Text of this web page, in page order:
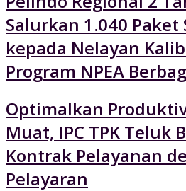
Salurkan 1.040 Paket
kepada Nelayan
Program NPEA
Optimalkan
Muat, IPC TPK Teluk
Kontrak Pelayanan
Pelayaran